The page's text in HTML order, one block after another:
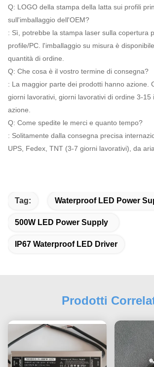
Q: LOGO della stampa della latta sui profili
sull'imballaggio dell'OEM?
: Sì, potrebbe la stampa laser sulla copertura
profile/PC. l'imballaggio su misura è
quantità di ordine.
Q: Che cosa è il vostro termine di consegna?
: La maggior parte dei prodotti hanno azione.
giorni lavorativi, giorni lavorativi di ordine 3-15
azione.
Q: Come spedite le merci e quanto tempo?
: Solitamente dalla consegna precisa
UPS, Fedex, TNT (3-7 giorni lavorativi), da
Tag: Waterproof LED Power
500W LED Power Supply
IP67 Waterproof LED Driver
Prodotti